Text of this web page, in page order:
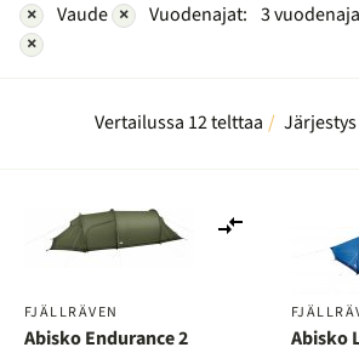
×
Vaude × Vuodenajat: 3
×
Vertailussa 12 telttaa Järjestys
FJÄLLRÄVEN
Abisko Endurance 2 Abisko